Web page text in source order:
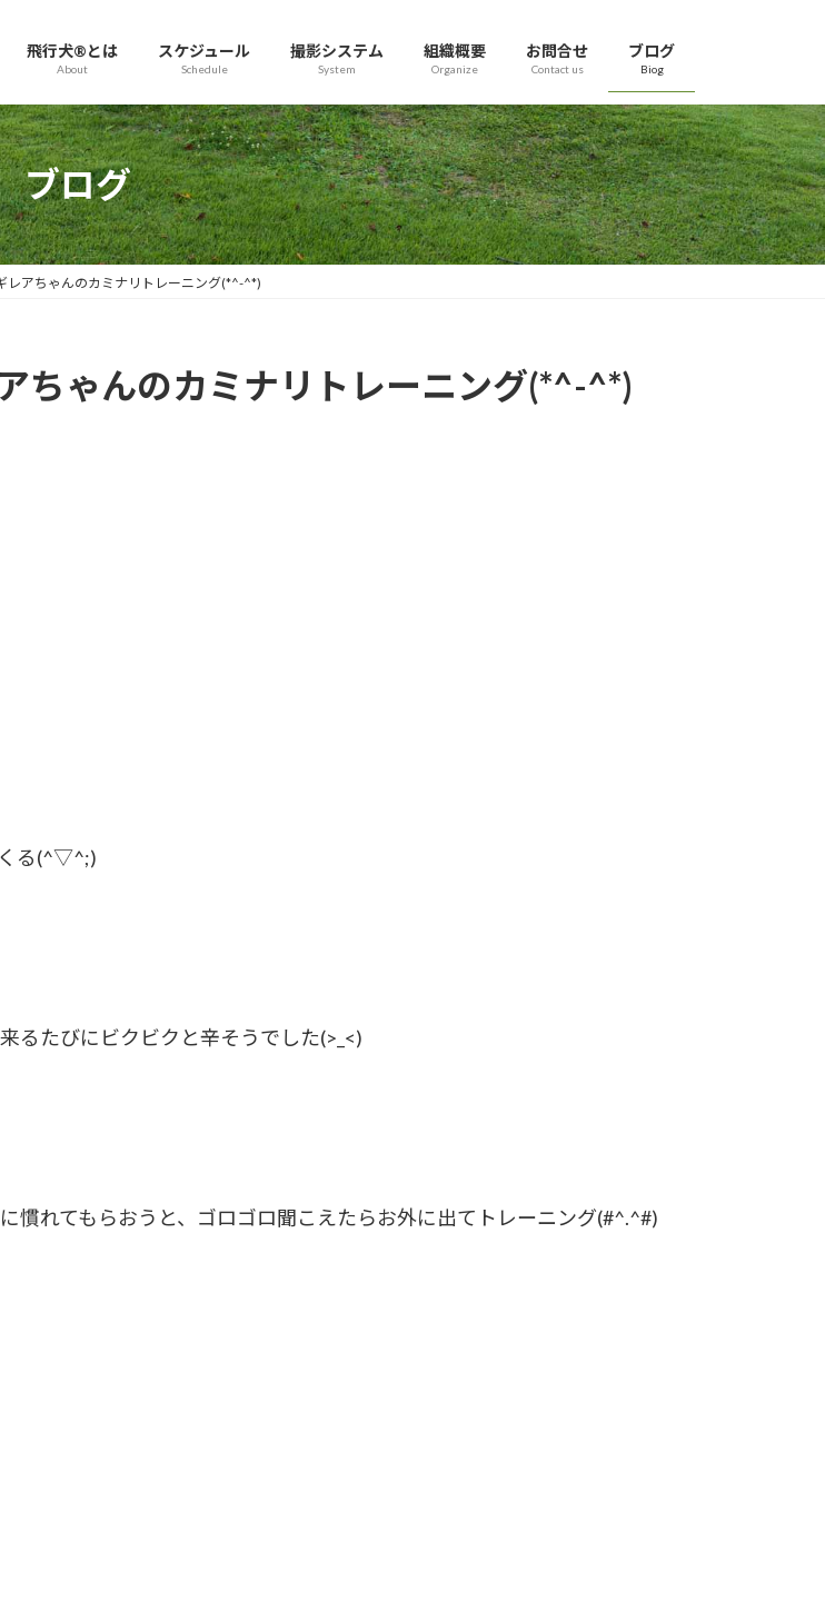
飛行犬®とは
About
スケジュール
Schedule
撮影システム
System
組織概要
Organize
お問合せ
Contact us
ブログ
Biog
ブログ
レアちゃんのカミナリトレーニング(*^-^*)
ちゃんのカミナリトレーニング(*^-^*)
くる(^▽^;)
るたびにビクビクと辛そうでした(>_<)
慣れてもらおうと、ゴロゴロ聞こえたらお外に出てトレーニング(#^.^#)